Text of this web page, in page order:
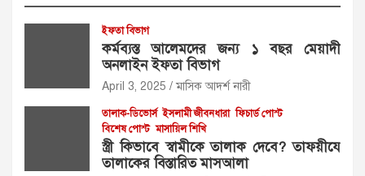
ইফতা বিভাগ
কর্মব্যস্ত আলেমদের জন্য ১ বছর মেয়াদী
অনলাইন ইফতা বিভাগ
April 3, 2025 মাসিক আদর্শ নারী
তালাক-ডিভোর্স ইসলামী জীবনধারা ফিচার্ড পোস্ট
বিশেষ পোস্ট মাসায়িল শিখি
স্ত্রী কিভাবে স্বামীকে তালাক দেবে? তাফয়ীযে
তালাকের বিস্তারিত মাসআলা